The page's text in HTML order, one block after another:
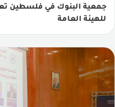
جمعية البنوك في فلسطين
للهيئة العامة